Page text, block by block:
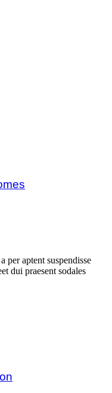
per aptent suspendisse
dui praesent sodales